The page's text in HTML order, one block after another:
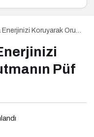
Enerjinizi Koruyarak Oruç
Püf